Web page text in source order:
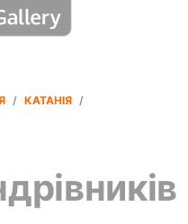
/ КАТАНІЯ /